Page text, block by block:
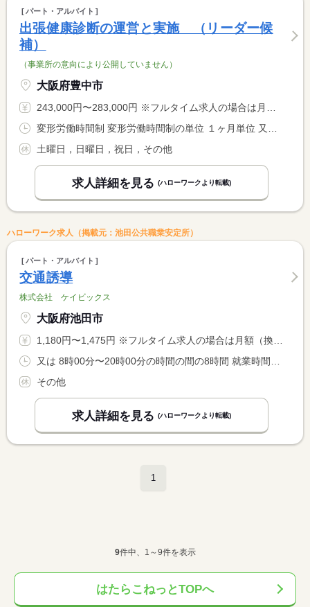
パート・アルバイト
出張健康診断の運営と実施 （リーダー候
補）
（事業所の意向により公開していません）
大阪府豊中市
243,000円〜283,000円 ※フルタイム求人の場合は月額（換算額）、パート求人の場合は時間額を表示しています。
変形労働時間制 変形労働時間制の単位 １ヶ月単位 又は 6時30分〜18時00分の時間の間の8時間
土曜日，日曜日，祝日，その他
求人詳細を見る (ハローワークより転載)
ハローワーク求人（掲載元：池田公共職業安定所）
パート・アルバイト
交通誘導
株式会社 ケイビックス
大阪府池田市
1,180円〜1,475円 ※フルタイム求人の場合は月額（換算額）、パート求人の場合は時間額を表示しています。
又は 8時00分〜20時00分の時間の間の8時間 就業時間に関する特記事項 ＊現場により始業・終業時間は異なります。
その他
求人詳細を見る (ハローワークより転載)
1
9件中、1～9件を表示
はたらこねっとTOPへ